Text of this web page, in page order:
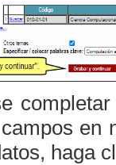
en
haga